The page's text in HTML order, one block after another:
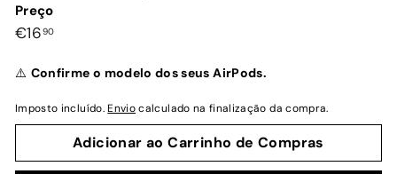
Preço
Preço
€1690€16,90
⚠️ Confirme o modelo dos seus AirPods.
Imposto incluído.Enviocalculado na finalização da compra.
Adicionar ao Carrinho de Compras